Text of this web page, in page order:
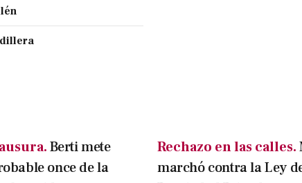
Berti mete
once de la
Rechazo en las calles.
marchó contra la Ley